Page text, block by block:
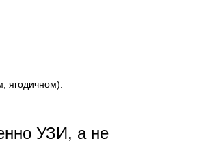
ягодичном).
УЗИ, а не